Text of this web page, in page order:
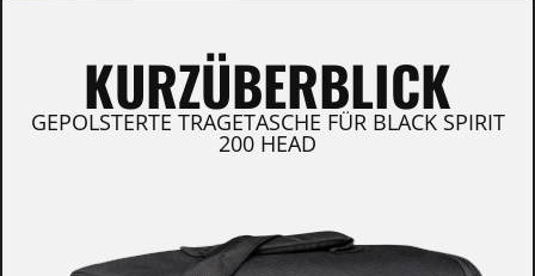
KURZÜBERBLICK
GEPOLSTERTE TRAGETASCHE FÜR BLACK SPIRIT
200 HEAD